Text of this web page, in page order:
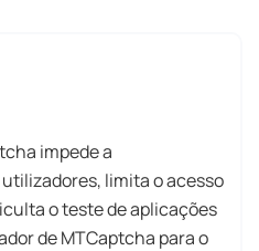
impede a
limita o acesso
o teste de aplicações
de MTCaptcha para o